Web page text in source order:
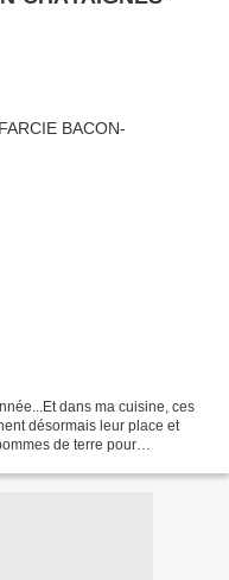
dans ma cuisine, ces
désormais leur place et
de terre pour